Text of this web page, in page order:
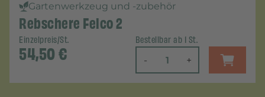
Gartenwerkzeug und -zubehör
Rebschere Felco 2
Einzelpreis/St.
54,50€
Bestellbar ab 1 St.
- +